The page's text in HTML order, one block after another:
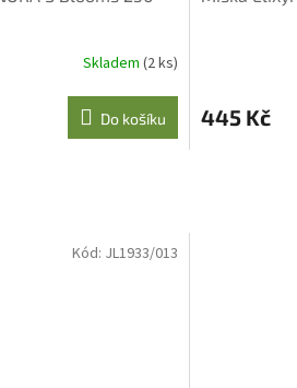
Skladem (2 ks)
Do košíku 445 Kč
Kód: JL1933/013